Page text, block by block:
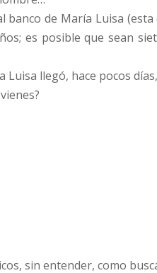
banco de María Luisa
es posible que sean
Luisa llegó, hace pocos
sin entender, como